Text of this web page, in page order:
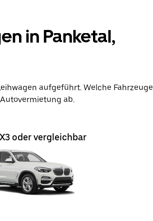
in Panketal,
aufgeführt. Welche Fahrzeuge
ab.
oder vergleichbar